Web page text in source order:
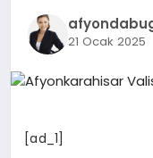
SAĞLIK 21 Ocak 2025
[ad_1]